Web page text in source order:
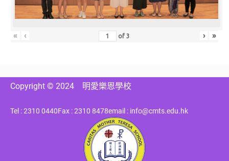
« ‹ of3 › »
Copyright © 2024 明愛樂恩學校
Tel : 2310 0440Fax : 2310 8478email : info@cmts.edu.hk